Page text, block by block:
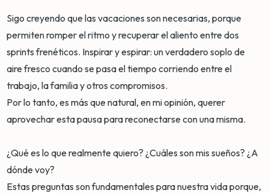
Sigo creyendo que las vacaciones son necesarias, porque
permiten romper el ritmo y recuperar el aliento entre dos
sprints frenéticos. Inspirar y espirar: un verdadero soplo de
aire fresco cuando se pasa el tiempo corriendo entre el
trabajo, la familia y otros compromisos.
Por lo tanto, es más que natural, en mi opinión, querer
aprovechar esta pausa para reconectarse con una misma.
¿Qué es lo que realmente quiero? ¿Cuáles son mis sueños? ¿A
dónde voy?
Estas preguntas son fundamentales para nuestra vida porque,